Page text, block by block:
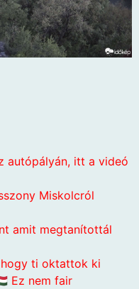
autópályán, itt a videó
Miskolcról
amit megtanítottál
ti oktattok ki
Ez nem fair